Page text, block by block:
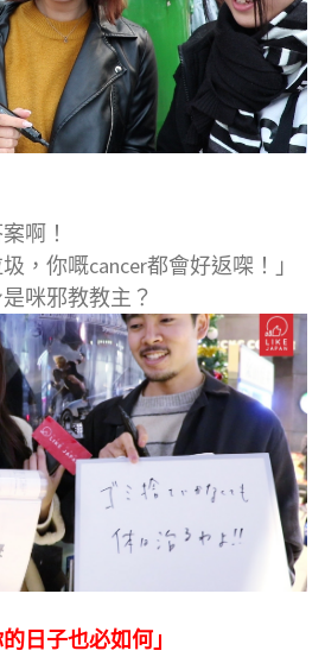
啊！
，你嘅cancer都會好返㗎！」
咪邪教教主？
日子也必如何」